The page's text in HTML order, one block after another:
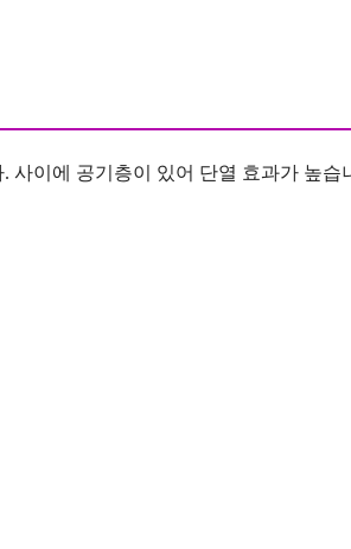
사이에 공기층이 있어 단열 효과가 높습